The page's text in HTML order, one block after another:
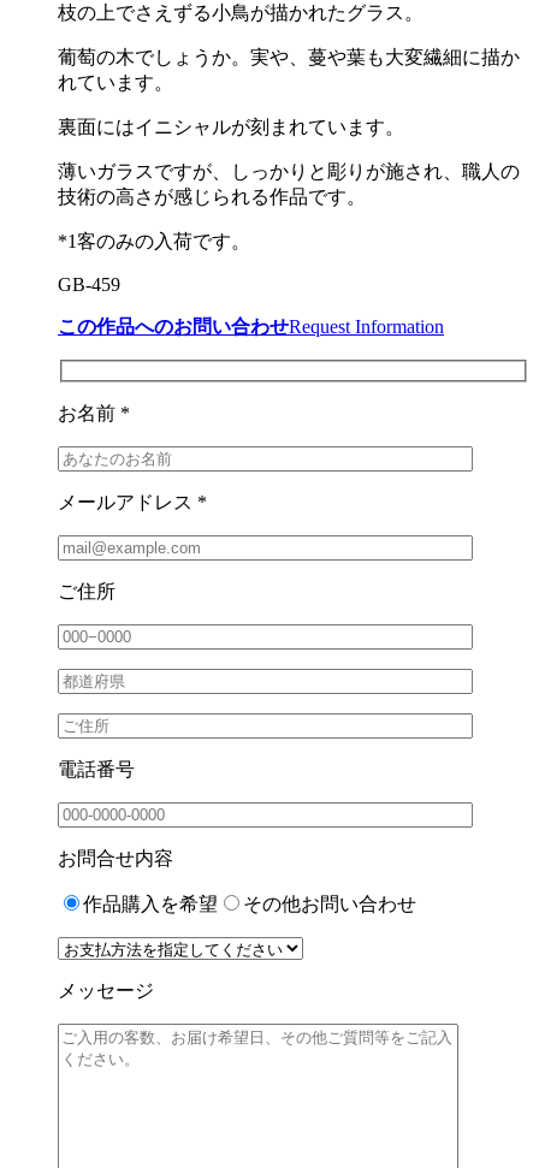
枝の上でさえずる小鳥が描かれたグラス。
葡萄の木でしょうか。実や、蔓や葉も大変繊細に描か
れています。
裏面にはイニシャルが刻まれています。
薄いガラスですが、しっかりと彫りが施され、職人の
技術の高さが感じられる作品です。
*1客のみの入荷です。
GB-459
この作品へのお問い合わせRequest Information
お名前 *
メールアドレス *
ご住所
電話番号
お問合せ内容
作品購入を希望 その他お問い合わせ
メッセージ